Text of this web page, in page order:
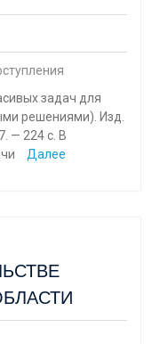
задач для
решениями). Изд.
— 224 с. В
Далее